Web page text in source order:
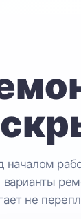
началом
варианты
не